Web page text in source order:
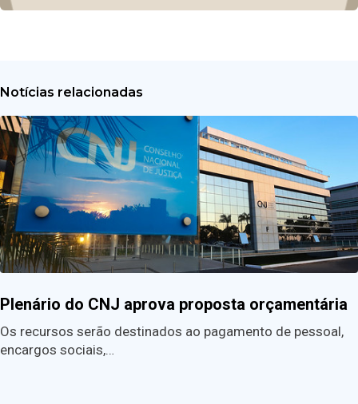
Notícias relacionadas
Plenário do CNJ aprova proposta orçamentária
Os recursos serão destinados ao pagamento de pessoal,
encargos sociais,…